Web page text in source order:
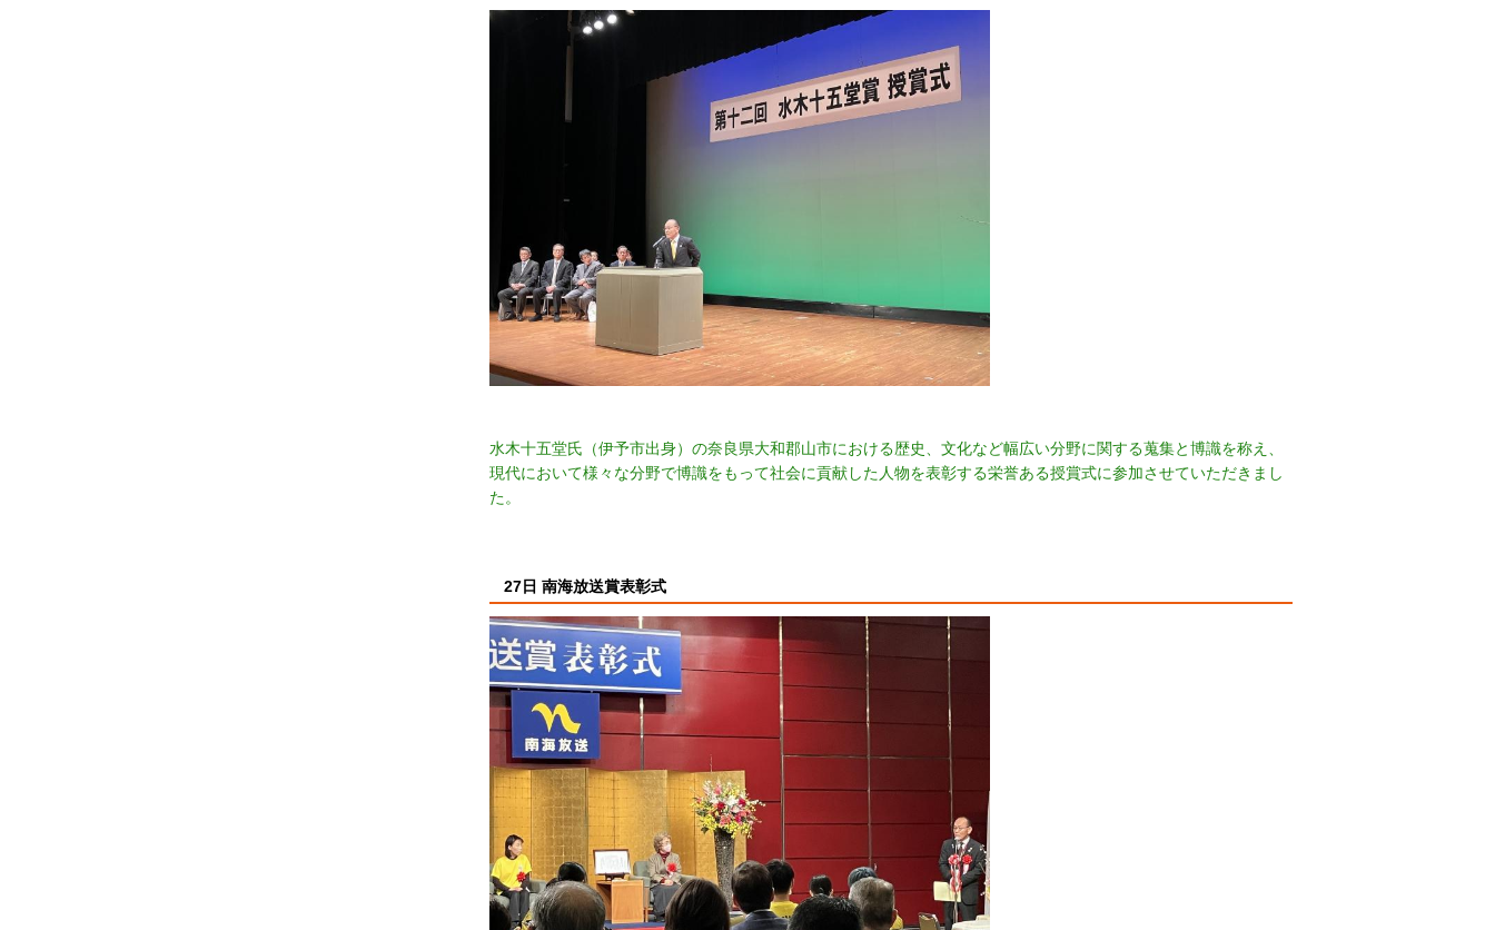
水木十五堂氏（伊予市出身）の奈良県大和郡山市における歴史、文化など幅広い分野に関する蒐集と博識を称え、
現代において様々な分野で博識をもって社会に貢献した人物を表彰する栄誉ある授賞式に参加させていただきまし
た。
27日 南海放送賞表彰式